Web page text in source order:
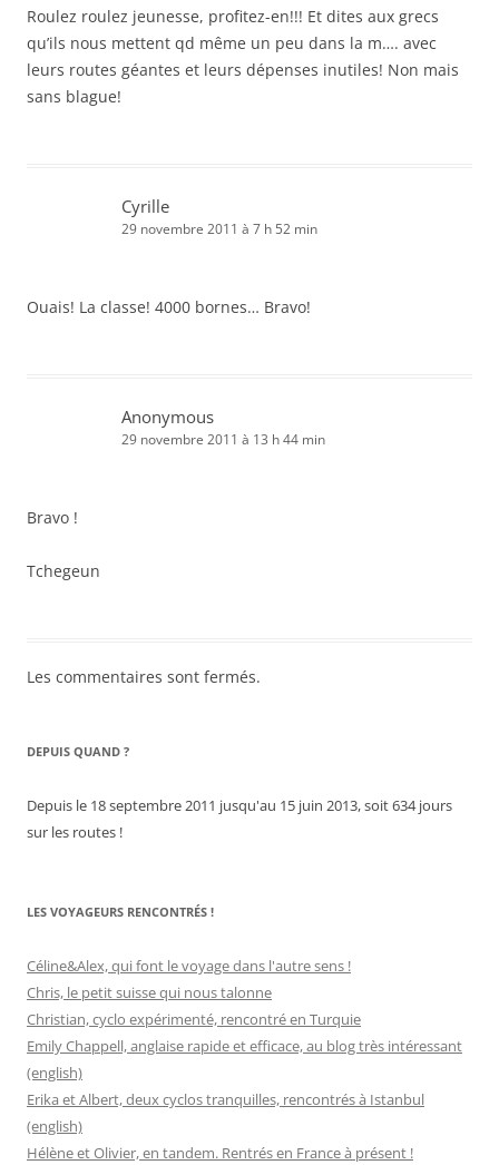
Roulez roulez jeunesse, profitez-en!!! Et dites aux grecs
qu’ils nous mettent qd même un peu dans la m…. avec
leurs routes géantes et leurs dépenses inutiles! Non mais
sans blague!
Cyrille
29 novembre 2011 à 7 h 52 min
Ouais! La classe! 4000 bornes… Bravo!
Anonymous
29 novembre 2011 à 13 h 44 min
Bravo !
Tchegeun
Les commentaires sont fermés.
DEPUIS QUAND ?
Depuis le 18 septembre 2011 jusqu'au 15 juin 2013, soit 634 jours
sur les routes !
LES VOYAGEURS RENCONTRÉS !
Céline&Alex, qui font le voyage dans l'autre sens !
Chris, le petit suisse qui nous talonne
Christian, cyclo expérimenté, rencontré en Turquie
Emily Chappell, anglaise rapide et efficace, au blog très intéressant
(english)
Erika et Albert, deux cyclos tranquilles, rencontrés à Istanbul
(english)
Hélène et Olivier, en tandem. Rentrés en France à présent !